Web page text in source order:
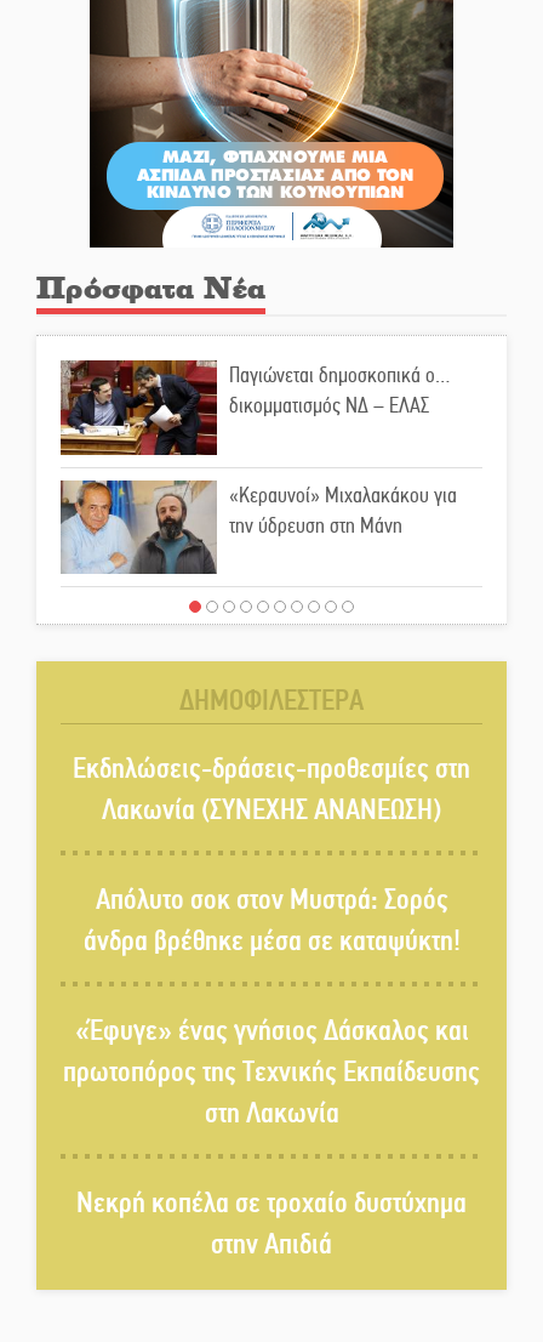
Πρόσφατα Νέα
Παγιώνεται δημοσκοπικά ο…
δικομματισμός ΝΔ – ΕΛΑΣ
«Κεραυνοί» Μιχαλακάκου για
την ύδρευση στη Μάνη
Παρουσιάστηκε το βιβλίο
ο Σταύρος Αργειτάκος
Τα «Άνθη της Πέτρας» τίμησαν
τον Γ. Γιαξόγλου
Ανανεώθηκε το γήπεδο-στέκι
στην παραλία της Νεάπολης
Ιωάννης Μ. Βαρβιτσιώτης: Στην
αιωνιότητα το ιστορικό πολιτικό
ΔΗΜΟΦΙΛΕΣΤΕΡΑ
Εκδηλώσεις-δράσεις-προθεσμίες στη
Λακωνία (ΣΥΝΕΧΗΣ ΑΝΑΝΕΩΣΗ)
Απόλυτο σοκ στον Μυστρά: Σορός
άνδρα βρέθηκε μέσα σε καταψύκτη!
«Έφυγε» ένας γνήσιος Δάσκαλος και
πρωτοπόρος της Τεχνικής Εκπαίδευσης
στη Λακωνία
Νεκρή κοπέλα σε τροχαίο δυστύχημα
στην Απιδιά